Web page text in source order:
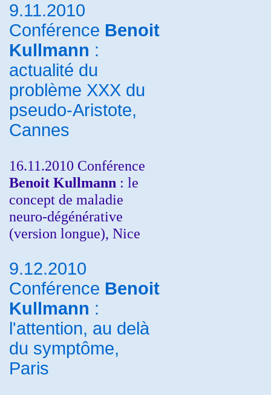
9.11.2010
Conférence Benoit
Kullmann :
actualité du
problème XXX du
pseudo-Aristote,
Cannes
16.11.2010 Conférence
Benoit Kullmann : le
concept de maladie
neuro-dégénérative
(version longue), Nice
9.12.2010
Conférence Benoit
Kullmann :
l'attention, au delà
du symptôme,
Paris